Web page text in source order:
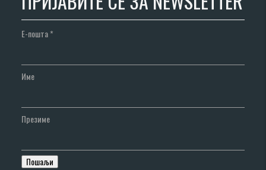
Е-пошта*
Име
Презиме